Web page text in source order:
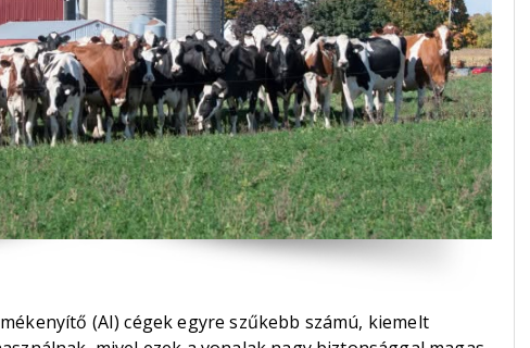
(AI) cégek egyre szűkebb számú, kiemelt